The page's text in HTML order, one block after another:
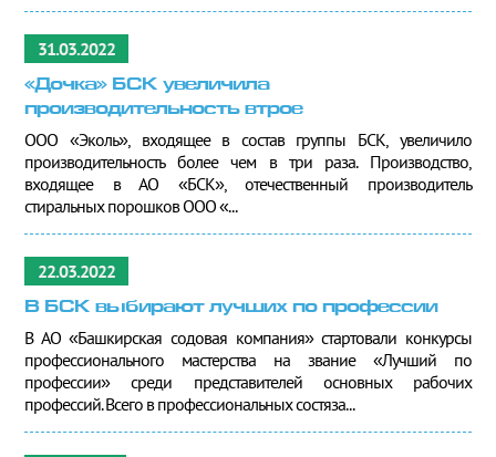
31.03.2022
«Дочка» БСК увеличила
производительность втрое
ООО «Эколь», входящее в состав группы БСК, увеличило
производительность более чем в три раза. Производство,
входящее в АО «БСК», отечественный производитель
стиральных порошков ООО «...
22.03.2022
В БСК выбирают лучших по профессии
В АО «Башкирская содовая компания» стартовали конкурсы
профессионального мастерства на звание «Лучший по
профессии» среди представителей основных рабочих
профессий. Всего в профессиональных состяза...